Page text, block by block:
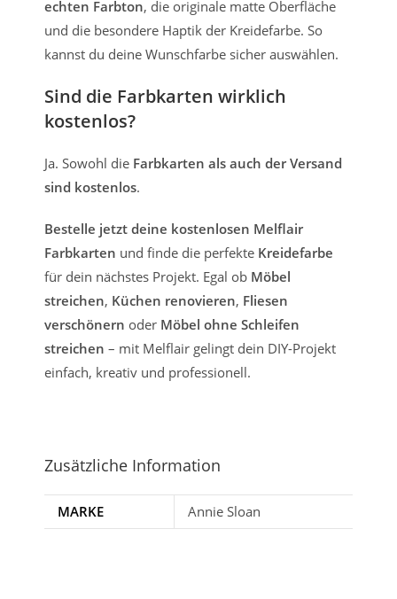
echten Farbton, die originale matte Oberfläche
und die besondere Haptik der Kreidefarbe. So
kannst du deine Wunschfarbe sicher auswählen.
Sind die Farbkarten wirklich
kostenlos?
Ja. Sowohl die Farbkarten als auch der Versand
sind kostenlos.
Bestelle jetzt deine kostenlosen Melflair
Farbkarten und finde die perfekte Kreidefarbe
für dein nächstes Projekt. Egal ob Möbel
streichen, Küchen renovieren, Fliesen
verschönern oder Möbel ohne Schleifen
streichen – mit Melflair gelingt dein DIY-Projekt
einfach, kreativ und professionell.
Zusätzliche Information
MARKE Annie Sloan